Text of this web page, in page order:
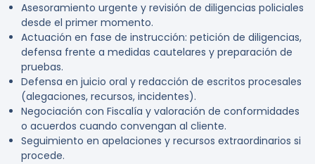
Asesoramiento urgente y revisión de diligencias policiales
desde el primer momento.
Actuación en fase de instrucción: petición de diligencias,
defensa frente a medidas cautelares y preparación de
pruebas.
Defensa en juicio oral y redacción de escritos procesales
(alegaciones, recursos, incidentes).
Negociación con Fiscalía y valoración de conformidades
o acuerdos cuando convengan al cliente.
Seguimiento en apelaciones y recursos extraordinarios si
procede.